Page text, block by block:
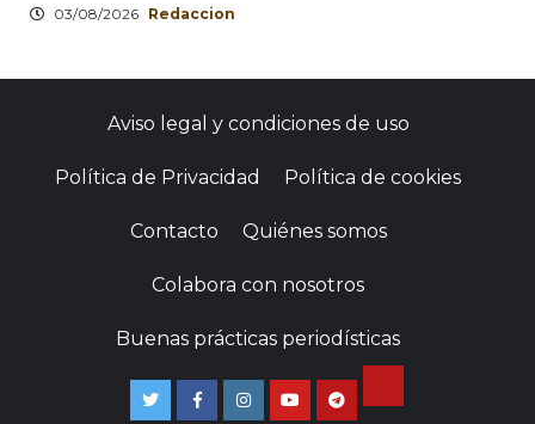
03/08/2026 Redaccion
Aviso legal y condiciones de uso
Política de Privacidad Política de cookies
Contacto Quiénes somos
Colabora con nosotros
Buenas prácticas periodísticas